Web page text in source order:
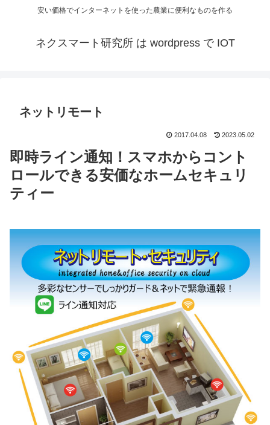
安い価格でインターネットを使った農業に便利なものを作る
ネクスマート研究所 は wordpress で IOT
ネットリモート
2017.04.08 2023.05.02
即時ライン通知！スマホからコント
ロールできる安価なホームセキュリ
ティー